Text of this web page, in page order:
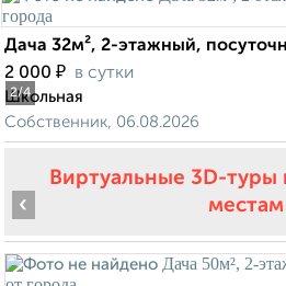
2/4
Дача 32м², 2-этажный,
2 000 ₽ в сутки
Школьная
Собственник, 06.08.2026
Виртуальные 3D-
местам
‹